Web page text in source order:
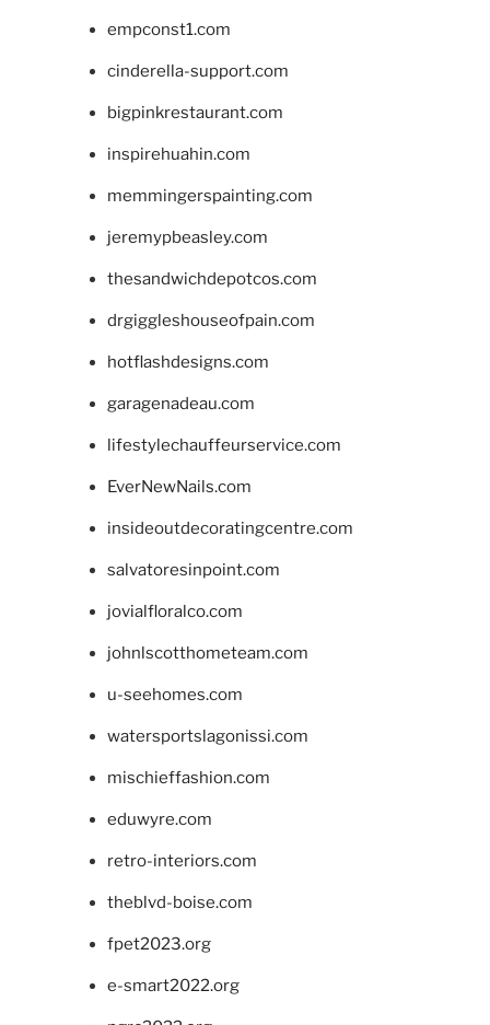
empconst1.com
cinderella-support.com
bigpinkrestaurant.com
inspirehuahin.com
memmingerspainting.com
jeremypbeasley.com
thesandwichdepotcos.com
drgiggleshouseofpain.com
hotflashdesigns.com
garagenadeau.com
lifestylechauffeurservice.com
EverNewNails.com
insideoutdecoratingcentre.com
salvatoresinpoint.com
jovialfloralco.com
johnlscotthometeam.com
u-seehomes.com
watersportslagonissi.com
mischieffashion.com
eduwyre.com
retro-interiors.com
theblvd-boise.com
fpet2023.org
e-smart2022.org